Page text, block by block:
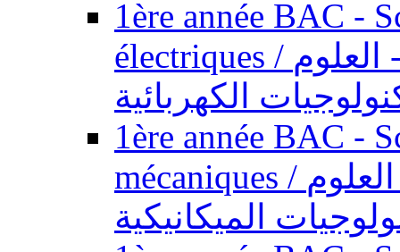
1ère année BAC -
électriques / السنة الأولى باكالوريا - العلوم
الكهربائية
1ère année BAC -
mécaniques / السنة الأولى باكالوريا - العلوم
الميكانيكية